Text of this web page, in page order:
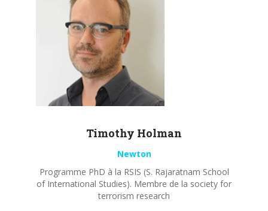
Timothy Holman
Newton
Programme PhD à la RSIS (S. Rajaratnam School
of International Studies). Membre de la society for
terrorism research